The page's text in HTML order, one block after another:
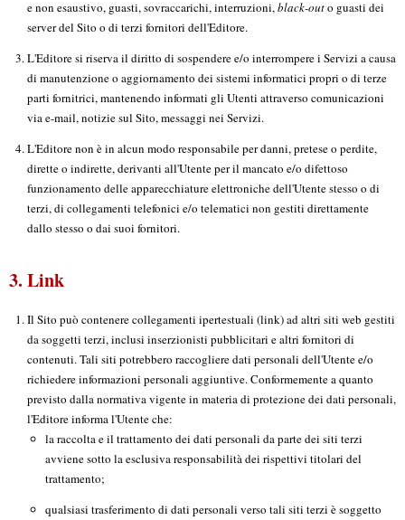
e non esaustivo, guasti, sovraccarichi, interruzioni,black-outo guasti dei
server del Sito o di terzi fornitori dell'Editore.
L'Editore si riserva il diritto di sospendere e/o interrompere i Servizi a causa
di manutenzione o aggiornamento dei sistemi informatici propri o di terze
parti fornitrici, mantenendo informati gli Utenti attraverso comunicazioni
via e-mail, notizie sul Sito, messaggi nei Servizi.
L'Editore non è in alcun modo responsabile per danni, pretese o perdite,
dirette o indirette, derivanti all'Utente per il mancato e/o difettoso
funzionamento delle apparecchiature elettroniche dell'Utente stesso o di
terzi, di collegamenti telefonici e/o telematici non gestiti direttamente
dallo stesso o dai suoi fornitori.
3. Link
Il Sito può contenere collegamenti ipertestuali (link) ad altri siti web gestiti
da soggetti terzi, inclusi inserzionisti pubblicitari e altri fornitori di
contenuti. Tali siti potrebbero raccogliere dati personali dell'Utente e/o
richiedere informazioni personali aggiuntive. Conformemente a quanto
previsto dalla normativa vigente in materia di protezione dei dati personali,
l'Editore informa l'Utente che:
la raccolta e il trattamento dei dati personali da parte dei siti terzi
avviene sotto la esclusiva responsabilità dei rispettivi titolari del
trattamento;
qualsiasi trasferimento di dati personali verso tali siti terzi è soggetto